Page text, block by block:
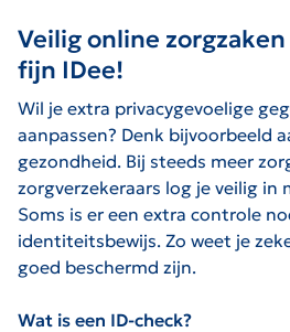
Veilig online
fijn IDee!
Wil je extra privacygevoelige
aanpassen? Denk bijvoorbeeld
gezondheid. Bij steeds meer
zorgverzekeraars log je veilig in
Soms is er een extra controle
identiteitsbewijs. Zo weet je
goed beschermd zijn.
Wat is een ID-check?